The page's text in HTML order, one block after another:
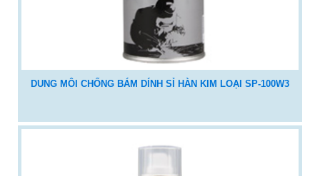
DUNG MÔI CHỐNG BÁM DÍNH SỈ HÀN KIM LOẠI SP-100W3